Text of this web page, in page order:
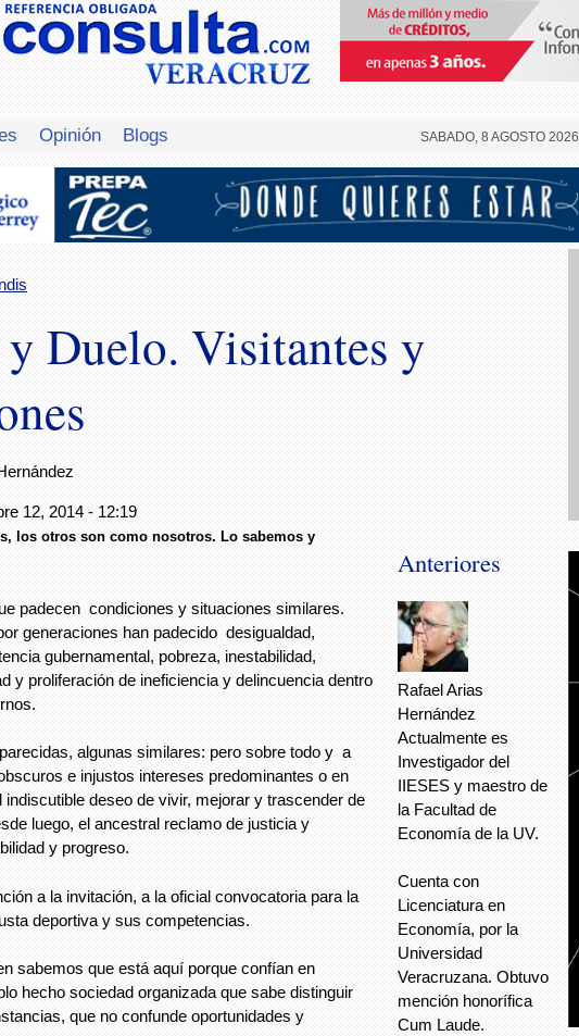
Opinión Blogs SABADO, 8 AGOSTO 2026
y Duelo. Visitantes y
12, 2014 - 12:19
los otros son como nosotros. Lo sabemos y
padecen condiciones y situaciones similares.
generaciones han padecido desigualdad,
gubernamental, pobreza, inestabilidad,
y proliferación de ineficiencia y delincuencia dentro
algunas similares: pero sobre todo y a
e injustos intereses predominantes o en
indiscutible deseo de vivir, mejorar y trascender de
luego, el ancestral reclamo de justicia y
y progreso.
a la invitación, a la oficial convocatoria para la
deportiva y sus competencias.
sabemos que está aquí porque confían en
hecho sociedad organizada que sabe distinguir
que no confunde oportunidades y
Anteriores
Rafael Arias
Hernández
Actualmente es
Investigador del
IIESES y maestro de
la Facultad de
Economía de la UV.
Cuenta con
Licenciatura en
Economía, por la
Universidad
Veracruzana. Obtuvo
mención honorífica
Cum Laude.